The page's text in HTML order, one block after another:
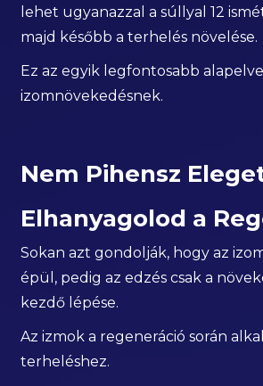
lehet ugyanazzal a súllyal 12
majd később a terhelés növelése.
Ez az egyik legfontosabb
izomnövekedésnek.
Nem Pihensz
Elhanyagolod a
Sokan azt gondolják, hogy az
épül, pedig az edzés csak a
kezdő lépése.
Az izmok a regeneráció során
terheléshez.